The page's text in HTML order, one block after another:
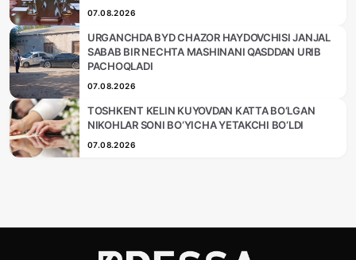
07.08.2026
URGANCHDA BYD CHAZOR HAYDOVCHISI JANJAL
SABAB BIR NECHTA MASHINANI QASDDAN URIB
PACHOQLADI
07.08.2026
TOSHKENT KELIN KUYOVDAN KATTA BO‘LGAN
NIKOHLAR SONI BO‘YICHA YETAKCHI BO‘LDI
07.08.2026